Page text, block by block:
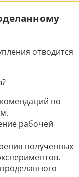
отводится
по
рабочей
полученных